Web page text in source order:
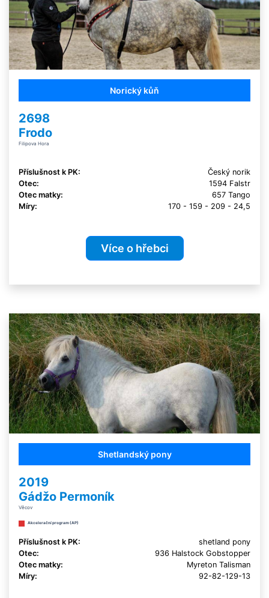
Norický kůň
2698
Frodo
Filipova Hora
Příslušnost k PK:
Český norik
Otec:
1594 Falstr
Otec matky:
657 Tango
Míry:
170 - 159 - 209 - 24,5
Více o hřebci
Shetlandský pony
2019
Gádžo Permoník
Věcov
Akcelerační program (AP)
Příslušnost k PK:
shetland pony
Otec:
936 Halstock Gobstopper
Otec matky:
Myreton Talisman
Míry:
92-82-129-13